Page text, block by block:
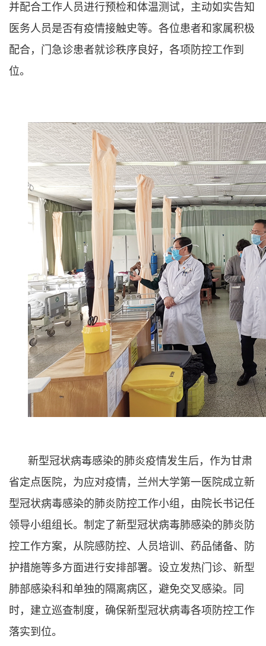
并配合工作人员进行预检和体温测试，主动如实告知
医务人员是否有疫情接触史等。各位患者和家属积极
配合，门急诊患者就诊秩序良好，各项防控工作到
位。
新型冠状病毒感染的肺炎疫情发生后，作为甘肃
省定点医院，为应对疫情，兰州大学第一医院成立新
型冠状病毒感染的肺炎防控工作小组，由院长书记任
领导小组组长。制定了新型冠状病毒肺感染的肺炎防
控工作方案，从院感防控、人员培训、药品储备、防
护措施等多方面进行安排部署。设立发热门诊、新型
肺部感染科和单独的隔离病区，避免交叉感染。同
时，建立巡查制度，确保新型冠状病毒各项防控工作
落实到位。